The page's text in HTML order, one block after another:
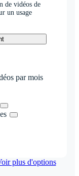
de vidéos de
un usage
par mois
plus d'options